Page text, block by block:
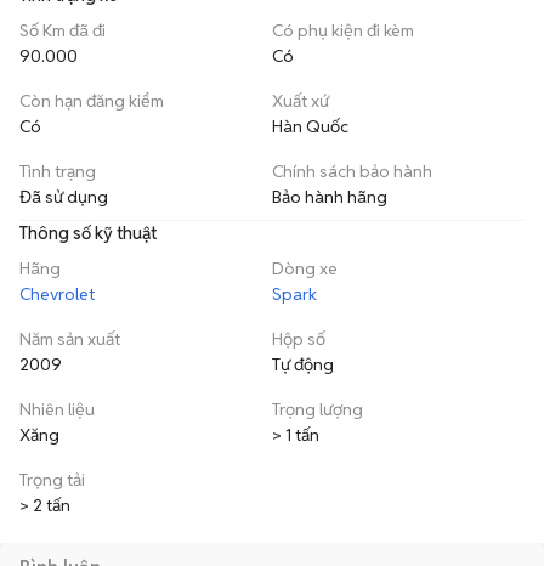
Số Km đã đi
90.000
Có phụ kiện đi kèm
Có
Còn hạn đăng kiểm
Có
Xuất xứ
Hàn Quốc
Tình trạng
Đã sử dụng
Chính sách bảo hành
Bảo hành hãng
Thông số kỹ thuật
Hãng
Chevrolet
Dòng xe
Spark
Năm sản xuất
2009
Hộp số
Tự động
Nhiên liệu
Xăng
Trọng lượng
> 1 tấn
Trọng tải
> 2 tấn